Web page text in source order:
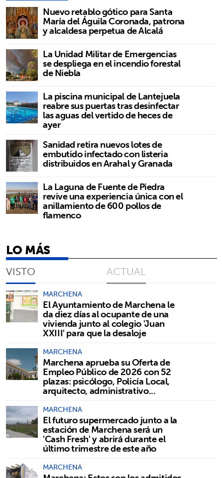
Nuevo retablo gótico para Santa
María del Águila Coronada, patrona
y alcaldesa perpetua de Alcalá
La Unidad Militar de Emergencias
se despliega en el incendio forestal
de Niebla
La piscina municipal de Lantejuela
reabre sus puertas tras desinfectar
las aguas del vertido de heces de
ayer
Sanidad retira nuevos lotes de
embutido infectado con listeria
distribuidos en Arahal y Granada
La Laguna de Fuente de Piedra
revive una experiencia única con el
anillamiento de 600 pollos de
flamenco
LO MÁS
VISTO ACTUAL
MARCHENA
El Ayuntamiento de Marchena le
da diez días al ocupante de una
vivienda junto al colegio 'Juan
XXIII' para que la desaloje
MARCHENA
Marchena aprueba su Oferta de
Empleo Público de 2026 con 52
plazas: psicólogo, Policía Local,
arquitecto, administrativo...
MARCHENA
El futuro supermercado junto a la
estación de Marchena será un
'Cash Fresh' y abrirá durante el
último trimestre de este año
MARCHENA